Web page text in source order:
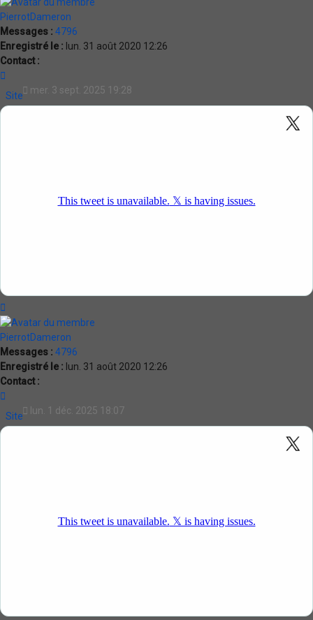
PierrotDameron
Messages : 4796
Enregistré le : lun. 31 août 2020 12:26
Contact :
PierrotDameron
Site
Internet
mer. 3 sept. 2025 19:28
PierrotDameron
Messages : 4796
Enregistré le : lun. 31 août 2020 12:26
Contact :
PierrotDameron
Site
Internet
lun. 1 déc. 2025 18:07